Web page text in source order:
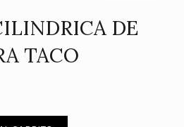
DE
TACO
DE SUELAS PARA TACO cantidad